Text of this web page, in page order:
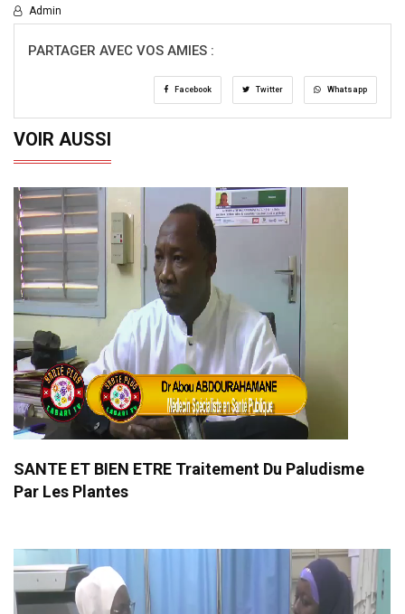
Admin
PARTAGER AVEC VOS AMIES :
Facebook Twitter Whatsapp
VOIR AUSSI
SANTE ET BIEN ETRE Traitement Du Paludisme
Par Les Plantes